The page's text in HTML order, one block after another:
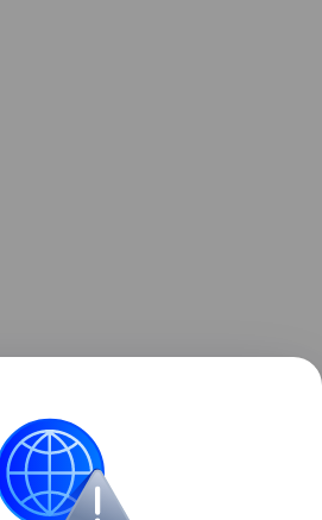
через мессенджеры.